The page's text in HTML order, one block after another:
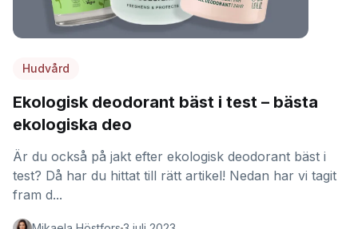
Hudvård
Ekologisk deodorant bäst i test – bästa
ekologiska deo
Är du också på jakt efter ekologisk deodorant bäst i
test? Då har du hittat till rätt artikel! Nedan har vi tagit
fram d...